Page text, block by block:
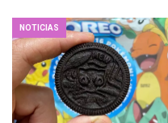
NOTICIAS